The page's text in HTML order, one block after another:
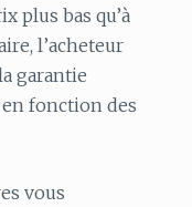
plus bas qu’à
l’acheteur
garantie
en fonction des
vous